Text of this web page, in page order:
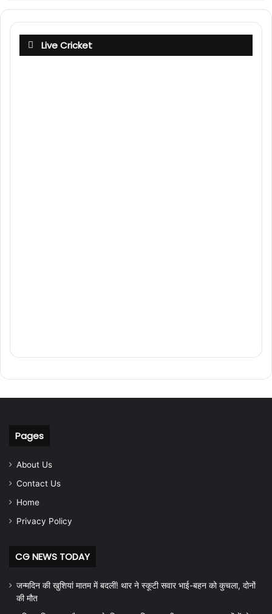
Live Cricket
Pages
About Us
Contact Us
Home
Privacy Policy
CG NEWS TODAY
जन्मदिन की खुशियां मातम में बदलीं! थार ने स्कूटी सवार भाई-बहन को कुचला, दोनों
की मौत